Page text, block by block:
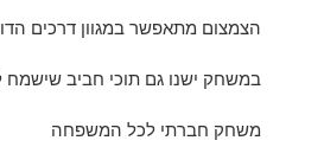
הצמצום מתאפשר במגוון דרכים
במשחק ישנו גם תוכי חביב שישמח
משחק חברתי לכל המשפחה